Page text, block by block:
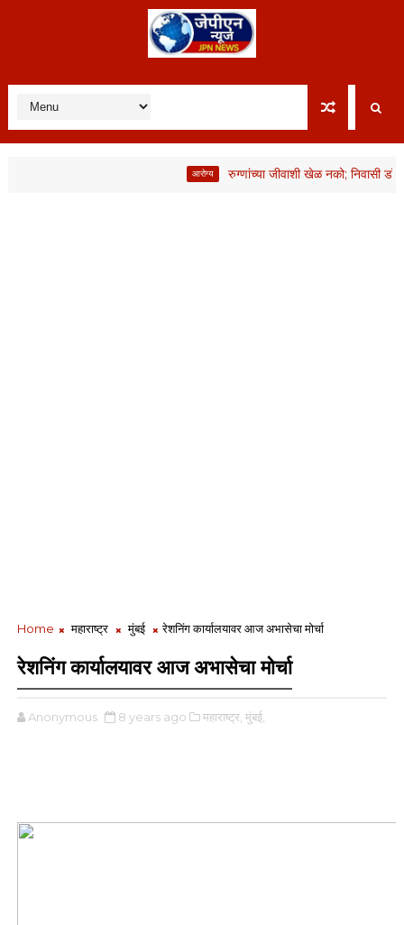
रुग्णांच्या जीवाशी खेळ नको; निवासी
Home महाराष्ट्र मुंबई रेशनिंग कार्यालयावर आज अभासेचा मोर्चा
रेशनिंग कार्यालयावर आज अभासेचा मोर्चा
Anonymous 8 years ago महाराष्ट्र, मुंबई,